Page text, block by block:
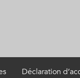
Déclaration